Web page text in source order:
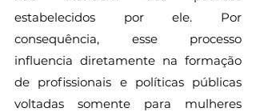
estabelecidos por ele. Por
consequência, esse processo
influencia diretamente na formação
de profissionais e políticas públicas
voltadas somente para mulheres